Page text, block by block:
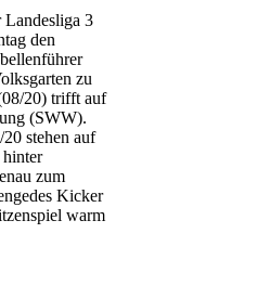
3
den
zu
20) trifft auf
(SWW).
stehen auf
hinter
zum
Kicker
warm